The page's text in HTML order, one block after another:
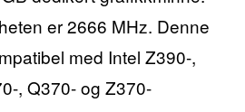
er 2666 MHz. Denne
med Intel Z390-,
, Q370- og Z370-